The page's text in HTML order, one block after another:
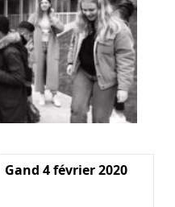
Gand 4 février 2020